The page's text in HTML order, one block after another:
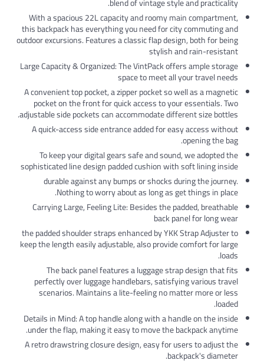
With a spacious 22L capacity and roomy main compartment,
this backpack has everything you need for city commuting and
outdoor excursions. Features a classic flap design, both for being
stylish and rain-resistant
Large Capacity & Organized: The VintPack offers ample storage
space to meet all your travel needs
A convenient top pocket, a zipper pocket so well as a magnetic
pocket on the front for quick access to your essentials. Two
adjustable side pockets can accommodate different size bottles.
A quick-access side entrance added for easy access without
opening the bag.
To keep your digital gears safe and sound, we adopted the
sophisticated line design padded cushion with soft lining inside
durable against any bumps or shocks during the journey.
Nothing to worry about as long as get things in place.
Carrying Large, Feeling Lite: Besides the padded, breathable
back panel for long wear
the padded shoulder straps enhanced by YKK Strap Adjuster to
keep the length easily adjustable, also provide comfort for large
loads.
The back panel features a luggage strap design that fits
perfectly over luggage handlebars, satisfying various travel
scenarios. Maintains a lite-feeling no matter more or less
loaded.
Details in Mind: A top handle along with a handle on the inside
under the flap, making it easy to move the backpack anytime.
A retro drawstring closure design, easy for users to adjust the
backpack's diameter.